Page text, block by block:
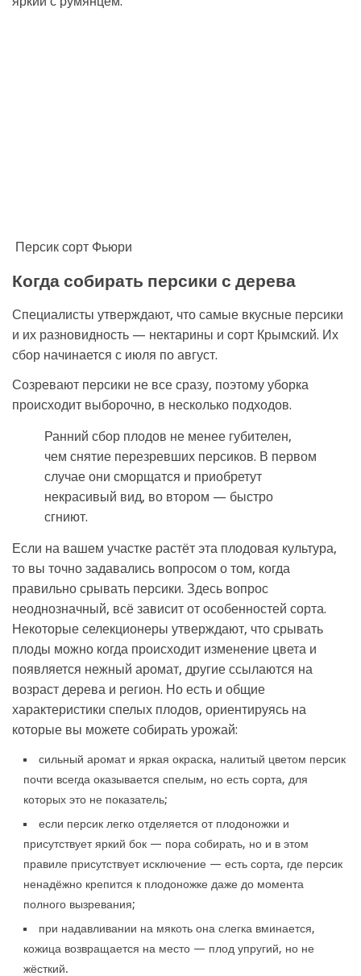
Персик сорт Фьюри
Когда собирать персики с дерева
Специалисты утверждают, что самые вкусные персики
и их разновидность — нектарины и сорт Крымский. Их
сбор начинается с июля по август.
Созревают персики не все сразу, поэтому уборка
происходит выборочно, в несколько подходов.
Ранний сбор плодов не менее губителен,
чем снятие перезревших персиков. В первом
случае они сморщатся и приобретут
некрасивый вид, во втором — быстро
сгниют.
Если на вашем участке растёт эта плодовая культура,
то вы точно задавались вопросом о том, когда
правильно срывать персики. Здесь вопрос
неоднозначный, всё зависит от особенностей сорта.
Некоторые селекционеры утверждают, что срывать
плоды можно когда происходит изменение цвета и
появляется нежный аромат, другие ссылаются на
возраст дерева и регион. Но есть и общие
характеристики спелых плодов, ориентируясь на
которые вы можете собирать урожай:
сильный аромат и яркая окраска, налитый цветом персик
почти всегда оказывается спелым, но есть сорта, для
которых это не показатель;
если персик легко отделяется от плодоножки и
присутствует яркий бок — пора собирать, но и в этом
правиле присутствует исключение — есть сорта, где персик
ненадёжно крепится к плодоножке даже до момента
полного вызревания;
при надавливании на мякоть она слегка вминается,
кожица возвращается на место — плод упругий, но не
жёсткий.